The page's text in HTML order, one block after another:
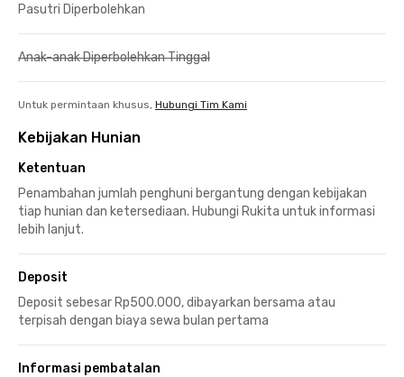
Pasutri Diperbolehkan
Anak-anak Diperbolehkan Tinggal
Untuk permintaan khusus, Hubungi Tim Kami
Kebijakan Hunian
Ketentuan
Penambahan jumlah penghuni bergantung dengan kebijakan
tiap hunian dan ketersediaan. Hubungi Rukita untuk informasi
lebih lanjut.
Deposit
Deposit sebesar Rp500.000, dibayarkan bersama atau
terpisah dengan biaya sewa bulan pertama
Informasi pembatalan